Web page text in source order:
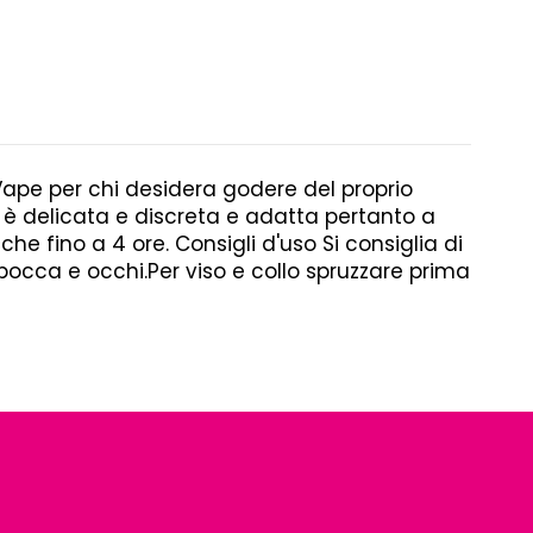
per chi desidera godere del proprio
è delicata e discreta e adatta pertanto a
fino a 4 ore. Consigli d'uso Si consiglia di
e occhi.Per viso e collo spruzzare prima